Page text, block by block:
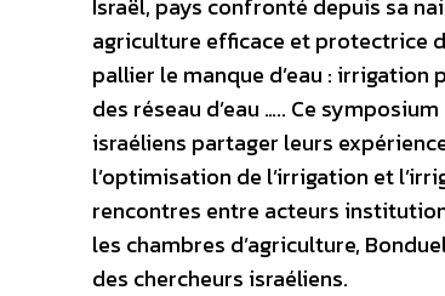
Israël, pays confronté depuis sa
agriculture efficace et protectrice
pallier le manque d’eau :
des réseau d’eau ….. Ce
israéliens partager leurs
l’optimisation de l’irrigation et
rencontres entre acteurs
les chambres d’agriculture,
des chercheurs israéliens.